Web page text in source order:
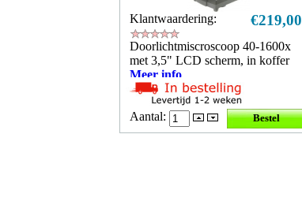
Klantwaardering: €219,00
Doorlichtmiscroscoop 40-1600x
met 3,5" LCD scherm, in koffer
Meer info
Aantal: